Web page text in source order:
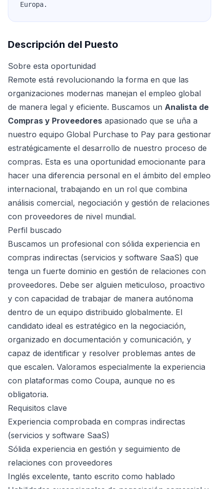
Europa.
Descripción del Puesto
Sobre esta oportunidad
Remote está revolucionando la forma en que las
organizaciones modernas manejan el empleo global
de manera legal y eficiente. Buscamos un Analista de
Compras y Proveedores apasionado que se uña a
nuestro equipo Global Purchase to Pay para gestionar
estratégicamente el desarrollo de nuestro proceso de
compras. Esta es una oportunidad emocionante para
hacer una diferencia personal en el ámbito del empleo
internacional, trabajando en un rol que combina
análisis comercial, negociación y gestión de relaciones
con proveedores de nivel mundial.
Perfil buscado
Buscamos un profesional con sólida experiencia en
compras indirectas (servicios y software SaaS) que
tenga un fuerte dominio en gestión de relaciones con
proveedores. Debe ser alguien meticuloso, proactivo
y con capacidad de trabajar de manera autónoma
dentro de un equipo distribuido globalmente. El
candidato ideal es estratégico en la negociación,
organizado en documentación y comunicación, y
capaz de identificar y resolver problemas antes de
que escalen. Valoramos especialmente la experiencia
con plataformas como Coupa, aunque no es
obligatoria.
Requisitos clave
Experiencia comprobada en compras indirectas
(servicios y software SaaS)
Sólida experiencia en gestión y seguimiento de
relaciones con proveedores
Inglés excelente, tanto escrito como hablado